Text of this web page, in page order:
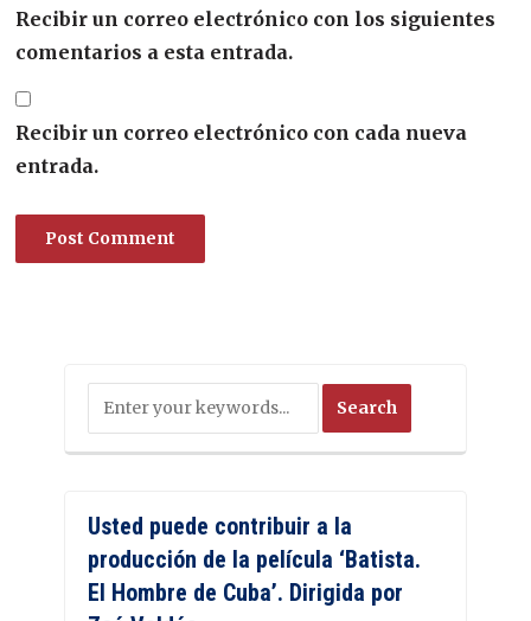
Recibir un correo electrónico con los siguientes
comentarios a esta entrada.
Recibir un correo electrónico con cada nueva
entrada.
Usted puede contribuir a la
producción de la película ‘Batista.
El Hombre de Cuba’. Dirigida por